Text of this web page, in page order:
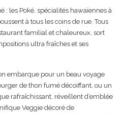
: les Poké, spécialités hawaïennes à
à tous les coins de rue. Tous
familial et chaleureux, sort
ultra fraîches et ses
embarque pour un beau voyage
de thon fumé décoiffant, ou un
rafraîchissant, réveillent d’emblée
Veggie décoré de